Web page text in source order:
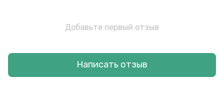
Добавьте первый отзыв
Написать отзыв